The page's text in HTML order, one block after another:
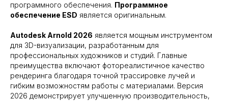
программного обеспечения. Программное
обеспечение ESD является оригинальным.
Autodesk Arnold 2026 является мощным инструментом
для 3D-визуализации, разработанным для
профессиональных художников и студий. Главные
преимущества включают фотореалистичное качество
рендеринга благодаря точной трассировке лучей и
гибким возможностям работы с материалами. Версия
2026 демонстрирует улучшенную производительность,